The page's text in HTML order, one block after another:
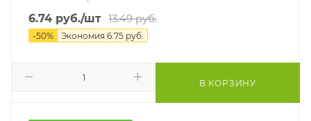
6.74 руб./шт 13.49руб.
-50% Экономия 6.75 руб.
В КОРЗИНУ